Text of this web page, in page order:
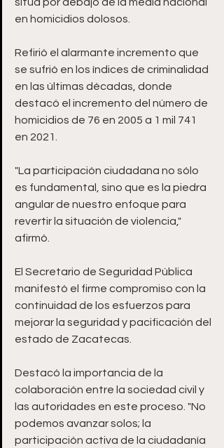
en homicidios dolosos.
Refirió el alarmante incremento que
se sufrió en los índices de criminalidad
en las últimas décadas, donde
destacó el incremento del número de
homicidios de 76 en 2005 a 1 mil 741
en 2021.
"La participación ciudadana no sólo
es fundamental, sino que es la piedra
angular de nuestro enfoque para
revertir la situación de violencia,"
afirmó.
El Secretario de Seguridad Pública
manifestó el firme compromiso con la
continuidad de los esfuerzos para
mejorar la seguridad y pacificación del
estado de Zacatecas.
Destacó la importancia de la
colaboración entre la sociedad civil y
las autoridades en este proceso. "No
podemos avanzar solos; la
participación activa de la ciudadanía